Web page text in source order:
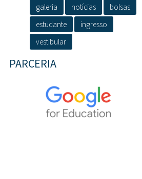
galeria
notícias
bolsas
estudante
ingresso
vestibular
PARCERIA